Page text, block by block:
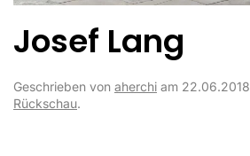
Josef Lang
Geschrieben von aherchi am 22.06.2018
Rückschau.